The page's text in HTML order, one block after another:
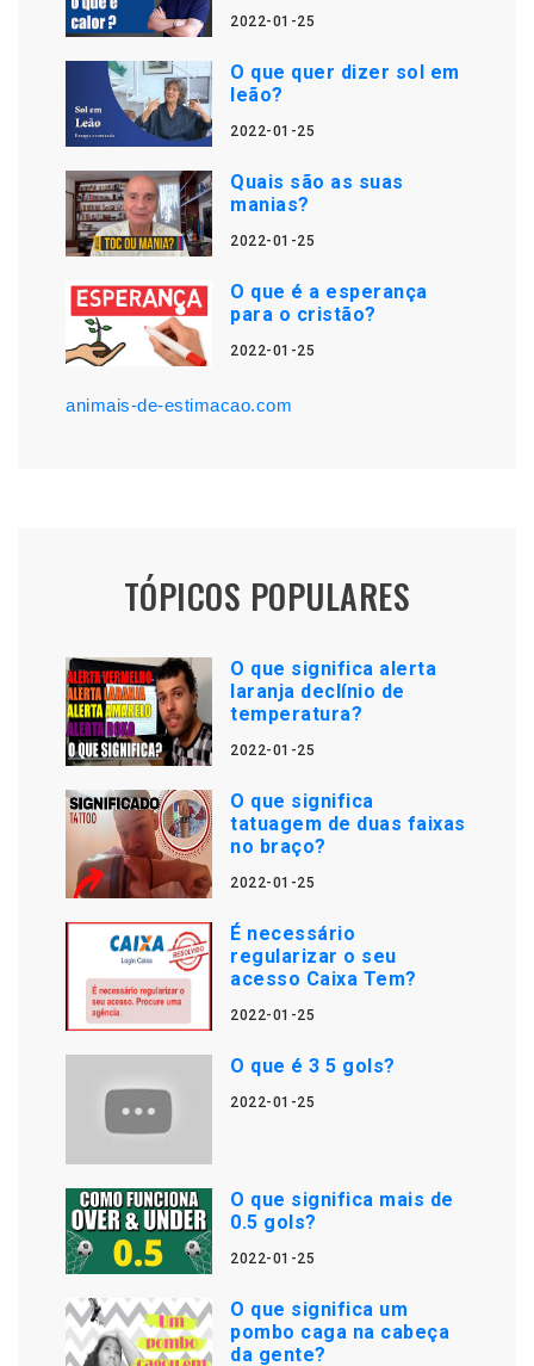
2022-01-25
O que quer dizer sol em
leão?
2022-01-25
Quais são as suas
manias?
2022-01-25
O que é a esperança
para o cristão?
2022-01-25
animais-de-estimacao.com
TÓPICOS POPULARES
O que significa alerta
laranja declínio de
temperatura?
2022-01-25
O que significa
tatuagem de duas faixas
no braço?
2022-01-25
É necessário
regularizar o seu
acesso Caixa Tem?
2022-01-25
O que é 3 5 gols?
2022-01-25
O que significa mais de
0.5 gols?
2022-01-25
O que significa um
pombo caga na cabeça
da gente?